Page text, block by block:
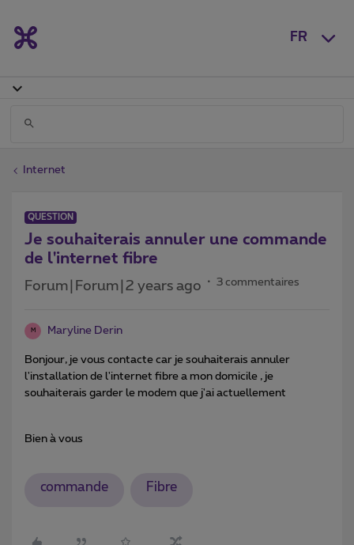
FR
Internet
QUESTION
Je souhaiterais annuler une commande
de l'internet fibre
Forum|Forum|2 years ago 3 commentaires
M Maryline Derin
Bonjour, je vous contacte car je souhaiterais annuler
l'installation de l'internet fibre a mon domicile , je
souhaiterais garder le modem que j'ai actuellement
Bien à vous
commande Fibre